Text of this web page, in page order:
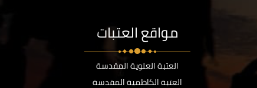
مواقع العتبات
العتبة العلوية المقدسة
العتبة الكاظمية المقدسة